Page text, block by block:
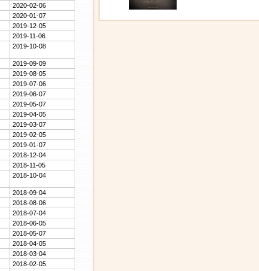
2020-02-06
2020-01-07
2019-12-05
2019-11-06
2019-10-08
2019-09-09
2019-08-05
2019-07-06
2019-06-07
2019-05-07
2019-04-05
2019-03-07
2019-02-05
2019-01-07
2018-12-04
2018-11-05
2018-10-04
2018-09-04
2018-08-06
2018-07-04
2018-06-05
2018-05-07
2018-04-05
2018-03-04
2018-02-05